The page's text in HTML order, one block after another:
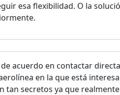
esa flexibilidad. O la
de acuerdo en contactar
en la que está
tan secretos ya que